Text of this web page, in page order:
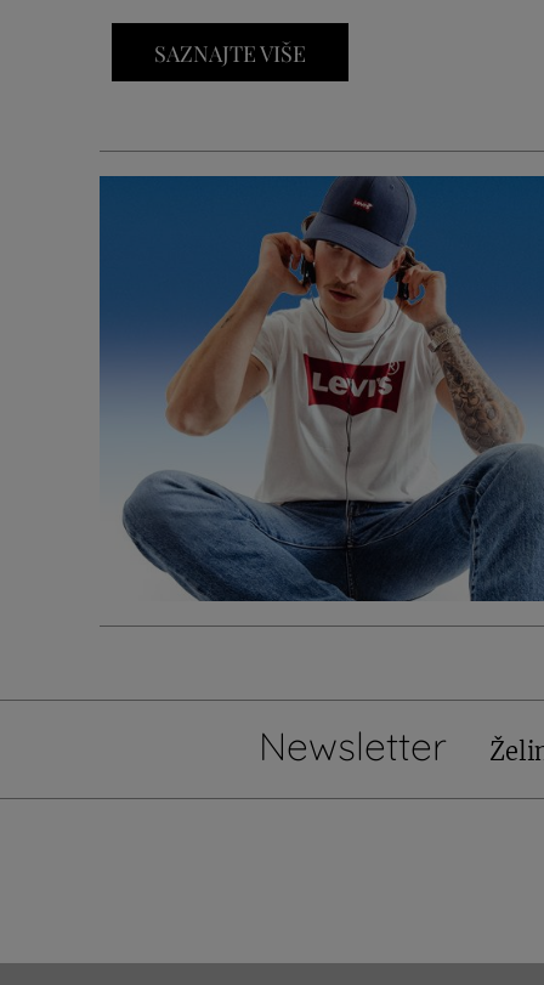
SAZNAJTE VIŠE
Newsletter